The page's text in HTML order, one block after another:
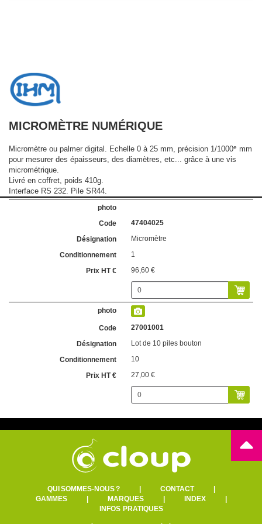
MICROMÈTRE NUMÉRIQUE
Micromètre ou palmer digital. Echelle 0 à 25 mm, précision 1/1000e mm
pour mesurer des épaisseurs, des diamètres, etc... grâce à une vis
micrométrique.
Livré en coffret, poids 410g.
Interface RS 232. Pile SR44.
47404025
Micromètre
1
96,60 €
27001001
Lot de 10 piles bouton
10
27,00 €
QUI SOMMES-NOUS ?| CONTACT|
GAMMES| MARQUES| INDEX|
INFOS PRATIQUES